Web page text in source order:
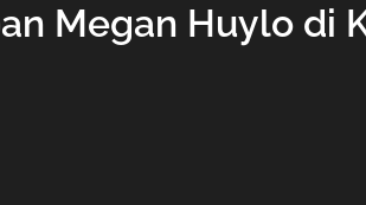
Megan Huylo di